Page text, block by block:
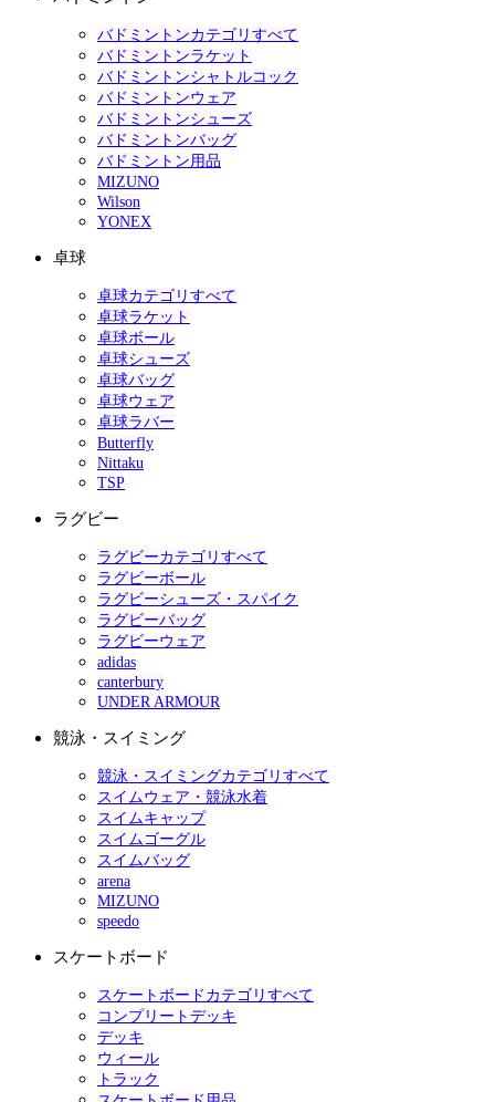
バドミントンカテゴリすべて
バドミントンラケット
バドミントンシャトルコック
バドミントンウェア
バドミントンシューズ
バドミントンバッグ
バドミントン用品
MIZUNO
Wilson
YONEX
卓球
卓球カテゴリすべて
卓球ラケット
卓球ボール
卓球シューズ
卓球バッグ
卓球ウェア
卓球ラバー
Butterfly
Nittaku
TSP
ラグビー
ラグビーカテゴリすべて
ラグビーボール
ラグビーシューズ・スパイク
ラグビーバッグ
ラグビーウェア
adidas
canterbury
UNDER ARMOUR
競泳・スイミング
競泳・スイミングカテゴリすべて
スイムウェア・競泳水着
スイムキャップ
スイムゴーグル
スイムバッグ
arena
MIZUNO
speedo
スケートボード
スケートボードカテゴリすべて
コンプリートデッキ
デッキ
ウィール
トラック